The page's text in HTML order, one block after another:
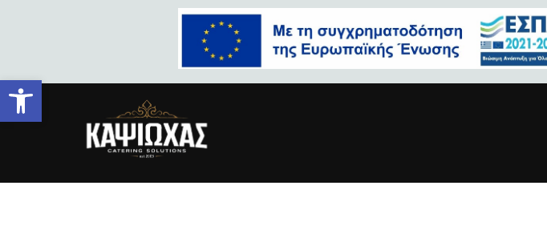
Homepage.jpg
Ανοίξτε τη γραμμή εργαλείων